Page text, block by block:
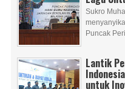
Sukro
Puncak
Lantik
untuk